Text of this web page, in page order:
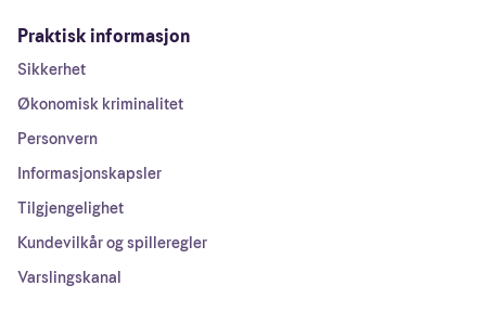
Praktisk informasjon
Sikkerhet
Økonomisk kriminalitet
Personvern
Informasjonskapsler
Tilgjengelighet
Kundevilkår og spilleregler
Varslingskanal